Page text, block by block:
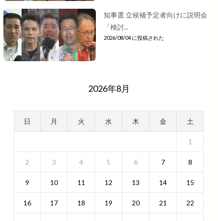
知事選 立候補予定者向けに説明会
「検討...
2026/08/04 に投稿された
2026年8月
日 月 火 水 木 金 土
1
2 3 4 5 6 7 8
9 10 11 12 13 14 15
16 17 18 19 20 21 22